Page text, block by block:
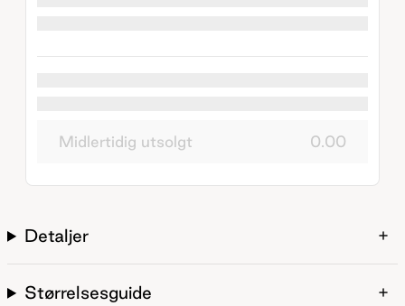
Midlertidig utsolgt 0.00
Detaljer
Størrelsesguide